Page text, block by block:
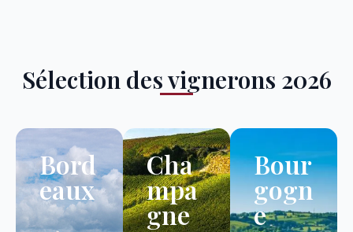
Sélection des vignerons 2026
Bord
eaux
Cha
mpa
gne
Bour
gogn
e